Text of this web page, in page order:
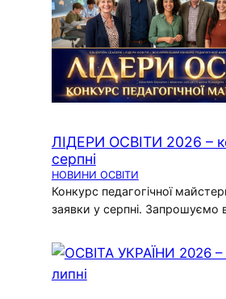
ЛІДЕРИ ОСВІТИ 2026 –
серпні
НОВИНИ ОСВІТИ
Конкурс педагогічної
заявки у серпні. Запрошуємо